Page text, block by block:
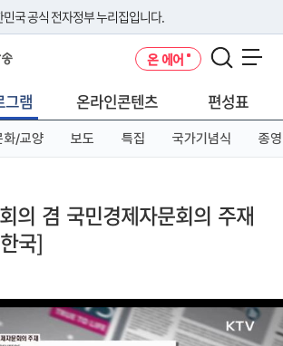
국 공식 전자정부 누리집입니다.
인하기
등 다른 도메인 주소를 사용하고 있다면 아래 URL에
인해 보세요
온 에어
그램 온라인콘텐츠 편성표
화/교양 보도 특집 국가기념식 종영
의 겸 국민경제자문회의 주재
국]